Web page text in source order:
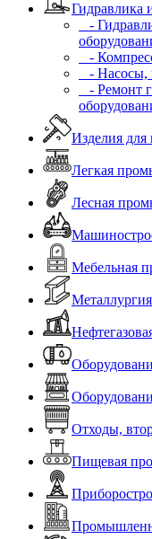
Гидравлика
-
-
- Насосы,
- Ремонт
Изделия для
Легкая
Лесная
Мебельная
Металлургия
Отходы,
Пищевая